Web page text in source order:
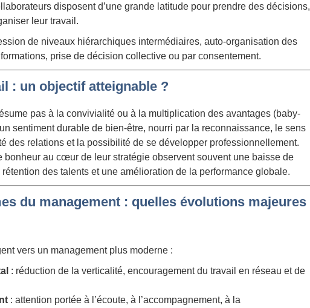
disposent d’une grande latitude pour prendre des décisions,
leur travail.
de niveaux hiérarchiques intermédiaires, auto-organisation des
prise de décision collective ou par consentement.
: un objectif atteignable ?
pas à la convivialité ou à la multiplication des avantages (baby-
sentiment durable de bien-être, nourri par la reconnaissance, le sens
des relations et la possibilité de se développer professionnellement.
bonheur au cœur de leur stratégie observent souvent une baisse de
rétention des talents et une amélioration de la performance globale.
du management : quelles évolutions majeures
vers un management plus moderne :
: réduction de la verticalité, encouragement du travail en réseau et de
: attention portée à l’écoute, à l’accompagnement, à la